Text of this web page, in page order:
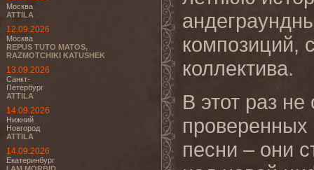
Москва
ATTILA
12.09.2026
Москва
REPUS TUTO MATOS,
RAZMOTCHIKI KATUSHEK
13.09.2026
Санкт-
Петербург
ATTILA
14.09.2026
Нижний
Новгород
ATTILA
14.09.2026
Екатеринбург
композиций,
коллектива.
В этот раз
проверенных
песни – они